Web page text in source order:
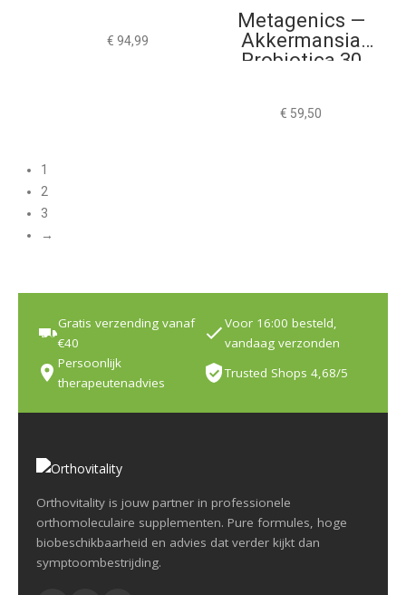
€ 94,99
Metagenics —
Akkermansia
Probiotica 30
€ 59,50
1
2
3
→
Gratis verzending vanaf
€40
Voor 16:00 besteld,
vandaag verzonden
Persoonlijk
therapeutenadvies
Trusted Shops 4,68/5
Orthovitality is jouw partner in professionele
orthomoleculaire supplementen. Pure formules, hoge
biobeschikbaarheid en advies dat verder kijkt dan
symptoombestrijding.